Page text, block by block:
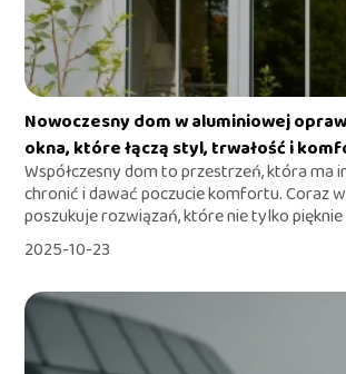
Nowoczesny dom w aluminiowej
okna, które łączą styl, trwałość i
Współczesny dom to przestrzeń, która ma
chronić i dawać poczucie komfortu. Coraz
poszukuje rozwiązań, które nie tylko pięknie
2025-10-23